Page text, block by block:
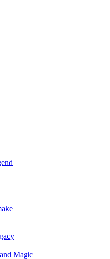
Magic